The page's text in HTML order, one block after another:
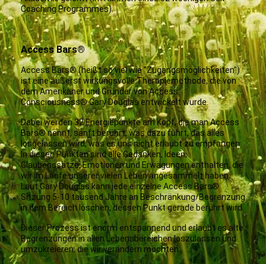
Coaching Programmes).
Access Bars®
Access Bars® (heißt so viel wie "Zugangsmöglichkeiten")
ist eine äußerst wirkungsvolle Therapiemethode, die von
dem Amerikaner und Gründer von Access
Consciousness® Gary Douglas entwickelt wurde.
Dabei werden 32 Energiepunkte am Kopf, die man Access
Bars® nennt, sanft berührt, was dazu führt, das alles
losgelassen wird, was es uns nicht erlaubt zu empfangen.
In diesen Punkten sind alle Gedanken, Ideen,
Glaubenssätze, Emotionen und Erwägungen enthalten, die
wir im Laufe unserer vielen Leben angesammelt haben.
Laut Gary Douglas kann jede einzelne Access Bars®
Sitzung 5-10 tausend Jahre an Beschränkung/Begrenzung
in dem Bereich löschen, dessen Punkt gerade berührt wird.
Dieser Prozess ist enorm entspannend und erlaubt es alte
Begrenzungen in allen Lebensbereichen loszulassen und
umzukreieren, die wir verändern möchten.